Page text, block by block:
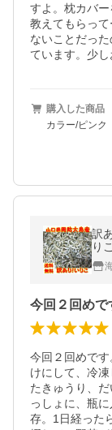
すよ。枕カバ
教えてもらっ
ないことだっ
ています。少
購入した商品
カラー/ピンク
訳
り
今回２回めで
けにして、冷
たきゅうり、
っしょに、瓶
存。1日経った